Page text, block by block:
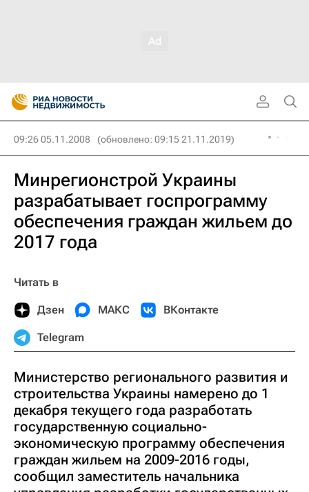
09:26 05.11.2008 (обновлено: 09:15 21.11.2019)
Минрегионстрой Украины
разрабатывает госпрограмму
обеспечения граждан жильем до
2017 года
Читать в
Дзен МАКС ВКонтакте
Telegram
Министерство регионального развития и
строительства Украины намерено до 1
декабря текущего года разработать
государственную социально-
экономическую программу обеспечения
граждан жильем на 2009-2016 годы,
сообщил заместитель начальника